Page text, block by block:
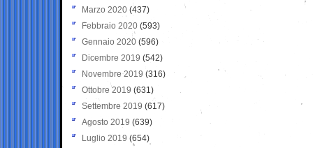
Marzo 2020 (437)
Febbraio 2020 (593)
Gennaio 2020 (596)
Dicembre 2019 (542)
Novembre 2019 (316)
Ottobre 2019 (631)
Settembre 2019 (617)
Agosto 2019 (639)
Luglio 2019 (654)